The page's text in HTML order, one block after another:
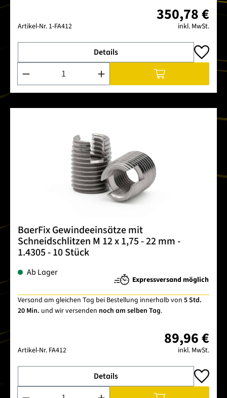
Artikel-Nr. 1-FA412
350,78 €
inkl. MwSt.
Details
Produkt Anzahl: Gib den gewünschten Wert ein oder
BaerFix Gewindeeinsätze mit
Schneidschlitzen M 12 x 1,75 - 22 mm -
1.4305 - 10 Stück
Ab Lager
Expressversand möglich
Versand am gleichen Tag bei Bestellung innerhalb von 5 Std.
20 Min. und wir versenden noch am selben Tag.
Artikel-Nr. FA412
89,96 €
inkl. MwSt.
Details
Produkt Anzahl: Gib den gewünschten Wert ein oder